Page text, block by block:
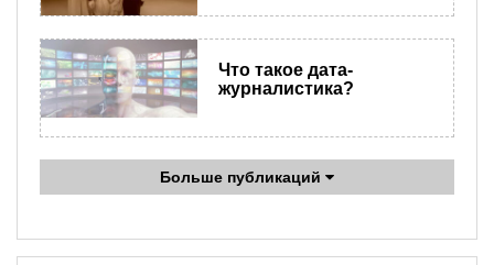
Что такое дата-
журналистика?
Больше публикаций